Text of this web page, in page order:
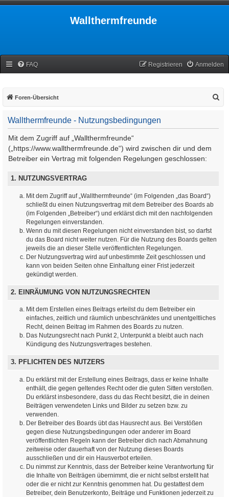
Wallthermfreunde
FAQ Anmelden
Registrieren
Foren-Übersicht
Wallthermfreunde - Nutzungsbedingungen
Mit dem Zugriff auf „Wallthermfreunde“
(„https://www.wallthermfreunde.de“) wird zwischen dir und dem
Betreiber ein Vertrag mit folgenden Regelungen geschlossen:
1. NUTZUNGSVERTRAG
Mit dem Zugriff auf „Wallthermfreunde“ (im Folgenden „das Board“)
schließt du einen Nutzungsvertrag mit dem Betreiber des Boards ab
(im Folgenden „Betreiber“) und erklärst dich mit den nachfolgenden
Regelungen einverstanden.
Wenn du mit diesen Regelungen nicht einverstanden bist, so darfst
du das Board nicht weiter nutzen. Für die Nutzung des Boards gelten
jeweils die an dieser Stelle veröffentlichten Regelungen.
Der Nutzungsvertrag wird auf unbestimmte Zeit geschlossen und
kann von beiden Seiten ohne Einhaltung einer Frist jederzeit
gekündigt werden.
2. EINRÄUMUNG VON NUTZUNGSRECHTEN
Mit dem Erstellen eines Beitrags erteilst du dem Betreiber ein
einfaches, zeitlich und räumlich unbeschränktes und unentgeltliches
Recht, deinen Beitrag im Rahmen des Boards zu nutzen.
Das Nutzungsrecht nach Punkt 2, Unterpunkt a bleibt auch nach
Kündigung des Nutzungsvertrages bestehen.
3. PFLICHTEN DES NUTZERS
Du erklärst mit der Erstellung eines Beitrags, dass er keine Inhalte
enthält, die gegen geltendes Recht oder die guten Sitten verstoßen.
Du erklärst insbesondere, dass du das Recht besitzt, die in deinen
Beiträgen verwendeten Links und Bilder zu setzen bzw. zu
verwenden.
Der Betreiber des Boards übt das Hausrecht aus. Bei Verstößen
gegen diese Nutzungsbedingungen oder anderer im Board
veröffentlichten Regeln kann der Betreiber dich nach Abmahnung
zeitweise oder dauerhaft von der Nutzung dieses Boards
ausschließen und dir ein Hausverbot erteilen.
Du nimmst zur Kenntnis, dass der Betreiber keine Verantwortung für
die Inhalte von Beiträgen übernimmt, die er nicht selbst erstellt hat
oder die er nicht zur Kenntnis genommen hat. Du gestattest dem
Betreiber, dein Benutzerkonto, Beiträge und Funktionen jederzeit zu